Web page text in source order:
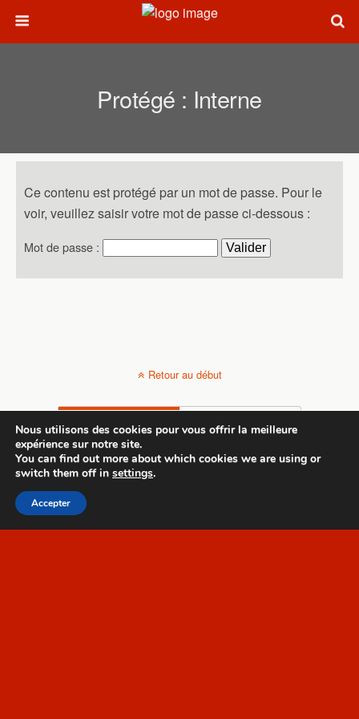
Protégé : Interne
Ce contenu est protégé par un mot de passe. Pour le
voir, veuillez saisir votre mot de passe ci-dessous :
Mot de passe :
Retour au début
Mobile Bureau
All content Copyright Template 1
Nous utilisons des cookies pour vous offrir la meilleure
expérience sur notre site.
You can find out more about which cookies we are using or
switch them off in settings.
Accepter